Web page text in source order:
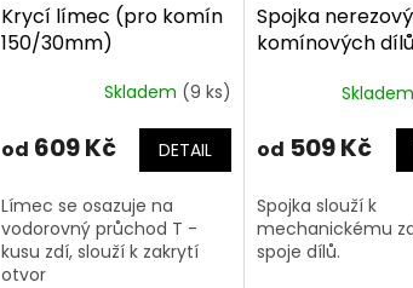
Krycí límec (pro komín
150/30mm)
Skladem (9 ks)
od 609 Kč DETAIL
Límec se osazuje na
vodorovný průchod T -
kusu zdí, slouží k zakrytí
otvor
Spojka
komínových
Skladem
od 509 Kč
Spojka slouží k
mechanickému
spoje dílů.